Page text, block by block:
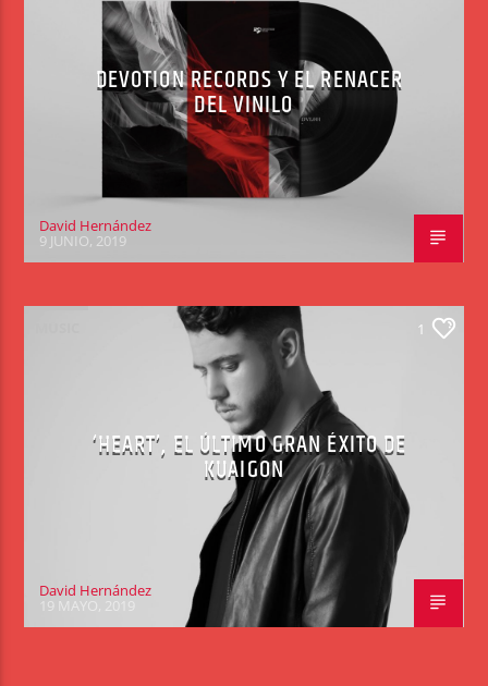
DEVOTION RECORDS Y EL RENACER
DEL VINILO
David Hernández
9 JUNIO, 2019
1
‘HEART’, EL ÚLTIMO GRAN ÉXITO DE
KUAIGON
David Hernández
19 MAYO, 2019